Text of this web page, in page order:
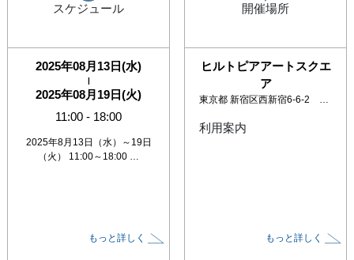
スケジュール
2025年08月13日(水)
|
2025年08月19日(火)
11:00 - 18:00
2025年8月13日（水）～19日
（火） 11:00～18:00 …
もっと詳しく
開催場所
ヒルトピアアートスクエ
ア
東京都 新宿区西新宿6-6-2 ヒルトン東京地下1階 ヒルトピアショッピングアーケード内
利用案内
もっと詳しく